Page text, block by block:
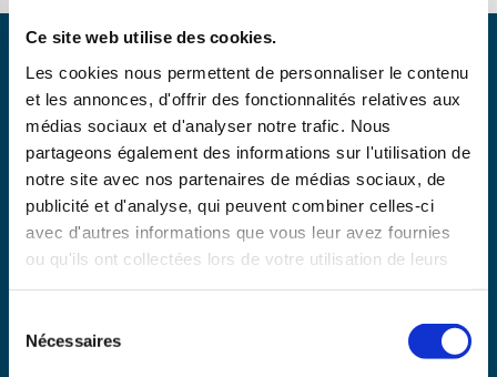
Ce site web utilise des cookies.
Les cookies nous permettent de personnaliser le contenu
et les annonces, d'offrir des fonctionnalités relatives aux
médias sociaux et d'analyser notre trafic. Nous
partageons également des informations sur l'utilisation de
notre site avec nos partenaires de médias sociaux, de
publicité et d'analyse, qui peuvent combiner celles-ci
avec d'autres informations que vous leur avez fournies
ou qu'ils ont collectées lors de votre utilisation de leurs
Nécessaires
Partenaire de
En savoir plus